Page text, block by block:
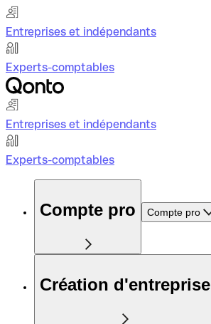
Entreprises et indépendants
Experts-comptables
Entreprises et indépendants
Experts-comptables
Compte pro Compte pro
Création d'entreprise